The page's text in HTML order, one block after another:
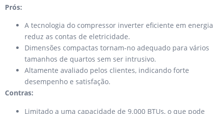
Prós:
A tecnologia do compressor inverter eficiente em energia
reduz as contas de eletricidade.
Dimensões compactas tornam-no adequado para vários
tamanhos de quartos sem ser intrusivo.
Altamente avaliado pelos clientes, indicando forte
desempenho e satisfação.
Contras:
Limitado a uma capacidade de 9.000 BTUs, o que pode